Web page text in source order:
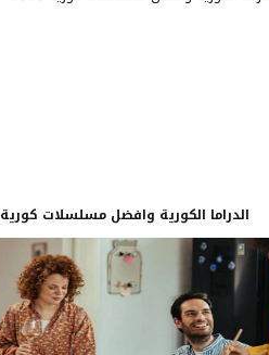
الدراما الكورية وافضل مسلسلات كورية 2023